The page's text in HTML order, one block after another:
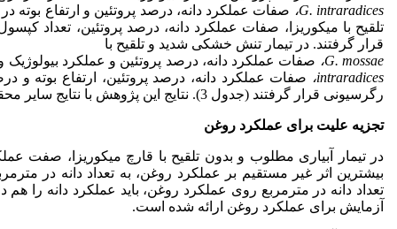
G. intraradices، صفات عملکرد دانه، درصد پروتئین و ارتفاع
تلقیح با میکوریزا، صفات عملکرد دانه، درصد پروتئین، تعداد
قرار گرفتند. در تیمار تنش خشکی شدید و تلقیح با
G. mossae، صفات عملکرد دانه، درصد پروتئین و عملکرد
intraradices، صفات عملکرد دانه، درصد پروتئین، ارتفاع بوته و
رگرسیونی قرار گرفتند (جدول 3). نتایج این پژوهش با نتایج سایر محققان مطابقت داشت (Bagheri
تجزیه علیت برای عملکرد روغن
در تیمار آبیاری مطلوب و بدون تلقیح با قارچ میکوریزا، صفت
آزمایش برای عملکرد روغن ارائه شده است.